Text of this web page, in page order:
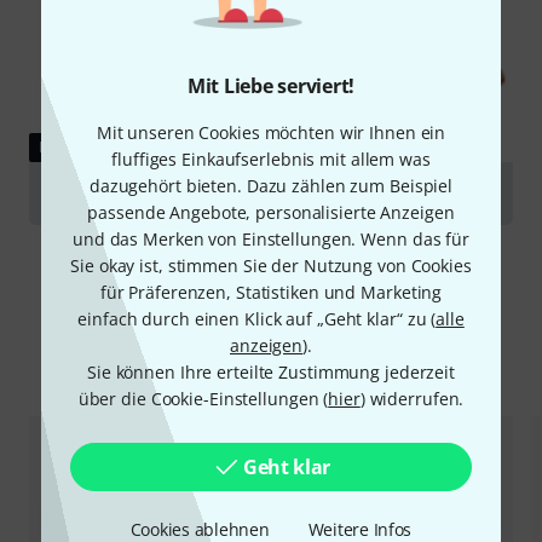
Mit Liebe serviert!
Mit unseren Cookies möchten wir Ihnen ein
fluffiges Einkaufserlebnis mit allem was
dazugehört bieten. Dazu zählen zum Beispiel
passende Angebote, personalisierte Anzeigen
und das Merken von Einstellungen. Wenn das für
Sie okay ist, stimmen Sie der Nutzung von Cookies
für Präferenzen, Statistiken und Marketing
einfach durch einen Klick auf „Geht klar“ zu (alle
anzeigen).
Sie können Ihre erteilte Zustimmung jederzeit
über die Cookie-Einstellungen (hier) widerrufen.
Geht klar
Cookies ablehnen Weitere Infos
RATGEBER
Violinen
Alternativen vergleichen